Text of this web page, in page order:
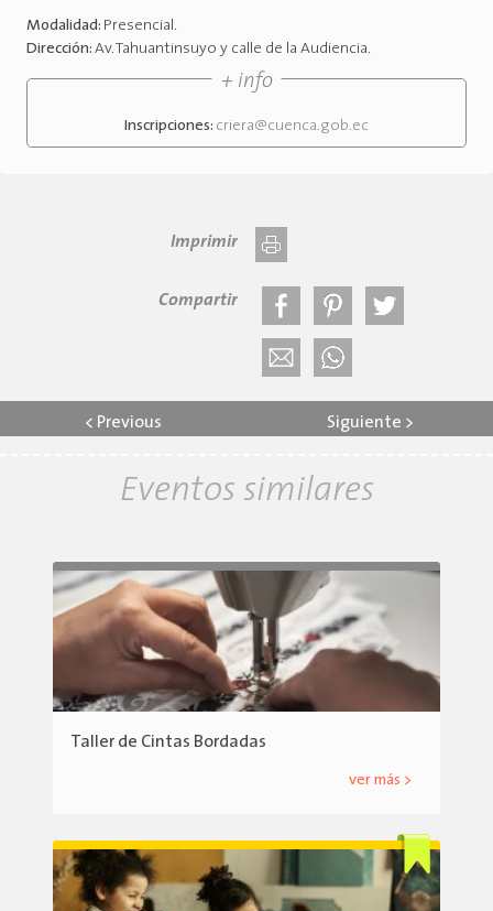
Modalidad: Presencial.
Dirección: Av. Tahuantinsuyo y calle de la Audiencia.
+ info
Inscripciones: criera@cuenca.gob.ec
Imprimir
Compartir
< Previous Siguiente >
Eventos similares
Taller de Cintas Bordadas
ver más >